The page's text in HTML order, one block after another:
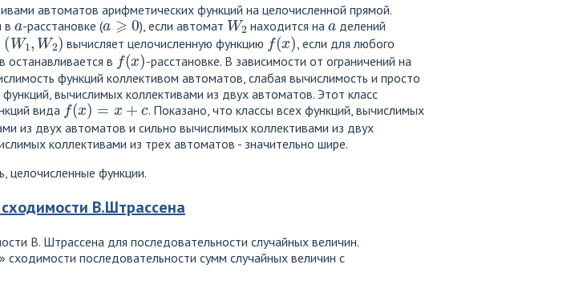
автоматов арифметических функций на целочисленной прямой.
в
a
-расстановке (
a⩾0
), если автомат
W2
находится на
a
делений
(W1,W2)
вычисляет целочисленную функцию
f(x)
, если для любого
останавливается в
f x)
-расстановке. В зависимости от ограничений на
функций коллективом автоматов, слабая вычислимость и просто
вычислимых коллективами из двух автоматов. Этот класс
вида
f(x)=x+c
. Показано, что классы всех функций, вычислимых
из двух автоматов и сильно вычислимых коллективами из двух
коллективами из трех автоматов - значительно шире.
целочисленные функции.
В.Штрассена
В. Штрассена для последовательности случайных величин.
сходимости последовательности сумм случайных величин с